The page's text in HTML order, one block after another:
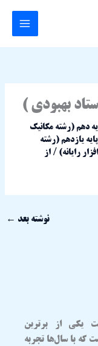
دهم (رشته مکانیک
یازدهم (رشته
رایانه) / از
نوشته بعد ←
یکی از برترین
که با سال‌ها تجربه